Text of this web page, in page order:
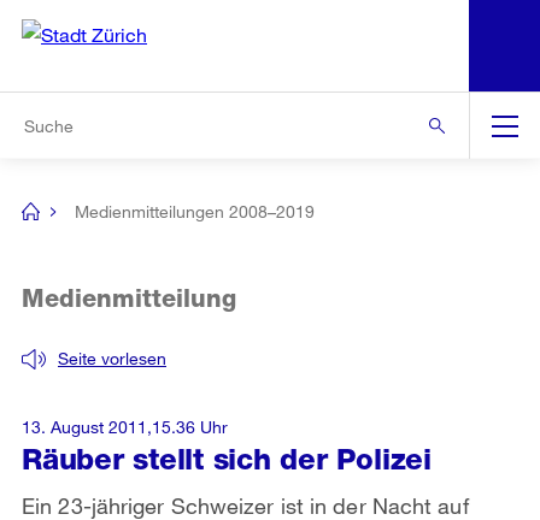
Navigation
[no
Medienmitteilungen 2008–2019
Räuber stellt sich der Polizei
Seite vorlesen
Medienmitteilung
Ein 23-jähriger Schweizer ist in der Nacht auf
13. August 2011,15.36 Uhr